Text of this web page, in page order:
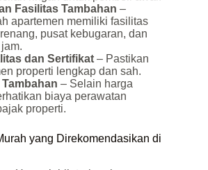
Fasilitas Tambahan –
apartemen memiliki fasilitas
pusat kebugaran, dan
dan Sertifikat – Pastikan
properti lengkap dan sah.
– Selain harga
biaya perawatan
properti.
yang Direkomendasikan di